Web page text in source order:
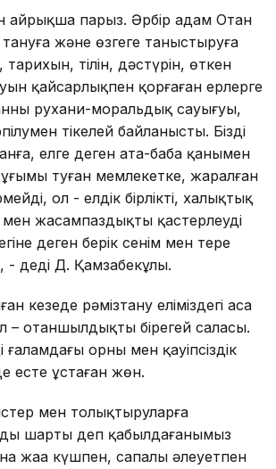
айрықша парыз. Әрбір адам Отан
және өзгеге таныстыруға
тілін, дәстүрін, өткен
қайсарлықпен қорғаған ерлерге
рухани-моральдық сауығуы,
тікелей байланысты. Біздің
елге деген ата-баба қанымен
туған мемлекетке, жаралған
ол - елдік бірлікті, халықтық
жасампаздықты қастерлеуді
деген берік сенім мен терең
- деді Д. Қамзабекұлы.
кезеңде рәмізтану еліміздегі аса
– отаншылдықтың бірегей саласы.
ғаламдағы орны мен қауіпсіздік
есте ұстаған жөн.
мен толықтыруларға
шарты деп қабылдағанымыз
жаңа күшпен, сапалы әлеуетпен